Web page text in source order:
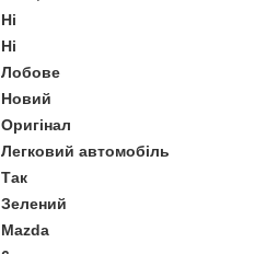
Ні
Ні
Лобове
Новий
Оригінал
Легковий автомобіль
Так
Зелений
Mazda